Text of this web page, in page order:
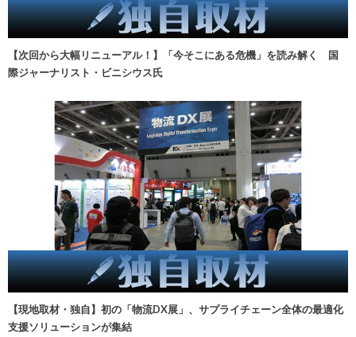
【次回から大幅リニューアル！】「今そこにある危機」を読み解く 国
際ジャーナリスト・ビニシウス氏
【現地取材・独自】初の「物流DX展」、サプライチェーン全体の最適化
支援ソリューションが集結